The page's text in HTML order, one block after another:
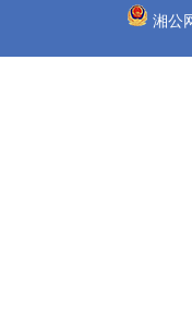
湘公